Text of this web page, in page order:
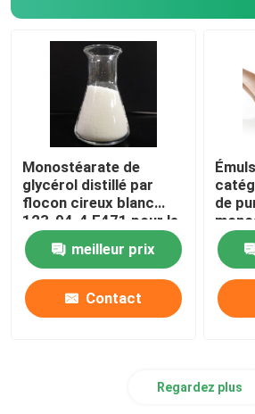
Monostéarate de
glycérol distillé par
flocon cireux blanc
123-94-4 E471 pour le
beurre de margarine
meilleur prix
Contact
de
DMG
de
Regardez plus